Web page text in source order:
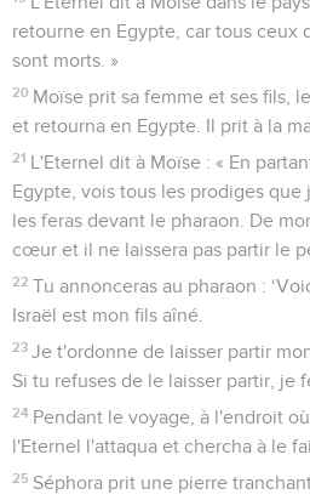
retourne en Egypte, car tous ceux
sont morts. »
20 Moïse prit sa femme et ses fils,
et retourna en Egypte. Il prit à la
21 L'Eternel dit à Moïse : « En
Egypte, vois tous les prodiges que
les feras devant le pharaon. De
cœur et il ne laissera pas partir le
22 Tu annonceras au pharaon :
Israël est mon fils aîné.
23 Je t'ordonne de laisser partir
Si tu refuses de le laisser partir, je
24 Pendant le voyage, à l'endroit
l'Eternel l'attaqua et chercha à le
25 Séphora prit une pierre